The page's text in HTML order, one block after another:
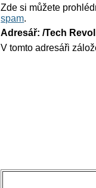
Zde si můžete
spam.
Adresář: /Tech
V tomto adresáři